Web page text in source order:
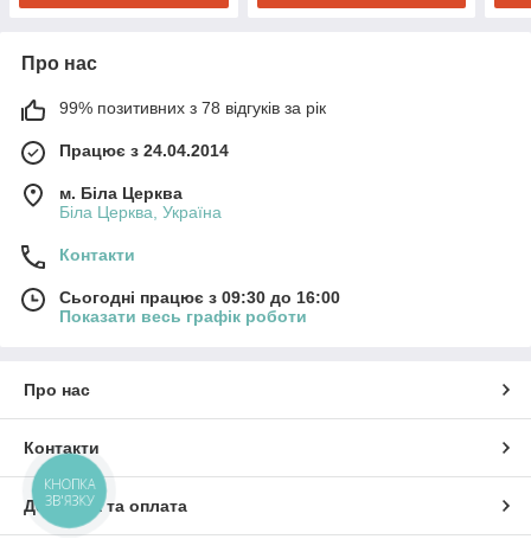
Про нас
99% позитивних з 78 відгуків за рік
Працює з 24.04.2014
м. Біла Церква
Біла Церква, Україна
Контакти
Сьогодні працює з 09:30 до 16:00
Показати весь графік роботи
Про нас
Контакти
Доставка та оплата
КНОПКА
ЗВ'ЯЗКУ